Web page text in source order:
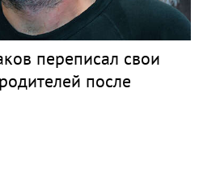
переписал свои
после